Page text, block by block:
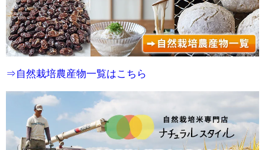
⇒自然栽培農産物一覧はこちら